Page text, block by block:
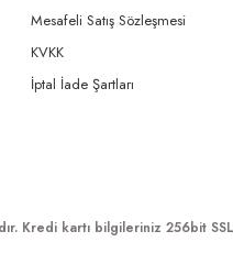
Mesafeli Satış Sözleşmesi
KVKK
İptal İade Şartları
Kredi kartı bilgileriniz 256bit